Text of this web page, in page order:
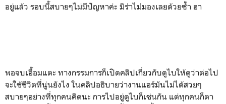
อยู่แล้ว รอบนี้สบายๆไม่มีปัญหาค่ะ มิร่าไม่มองเลยด้วยซ้ำ ฮา
พอจบเอื้อมแตะ ทางกรรมการก็เปิดคลิปเกี่ยวกับดูไบให้ดูว่าต่อไป
จะใช้ชีวิตที่นู่นยังไง ในคลิปอธิบายว่างานแอร์มันไม่ได้สวยๆ
สบายๆอย่างที่ทุกคนคิดนะ การไปอยู่ดูไบก็เช่นกัน แต่ทุกคนก็ตา